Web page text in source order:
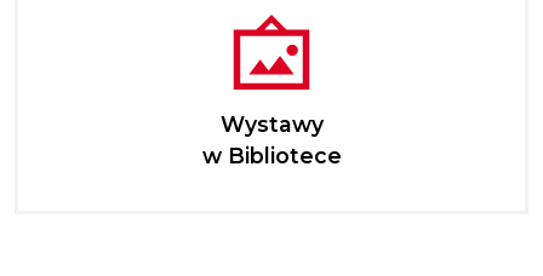
Wystawy
w Bibliotece